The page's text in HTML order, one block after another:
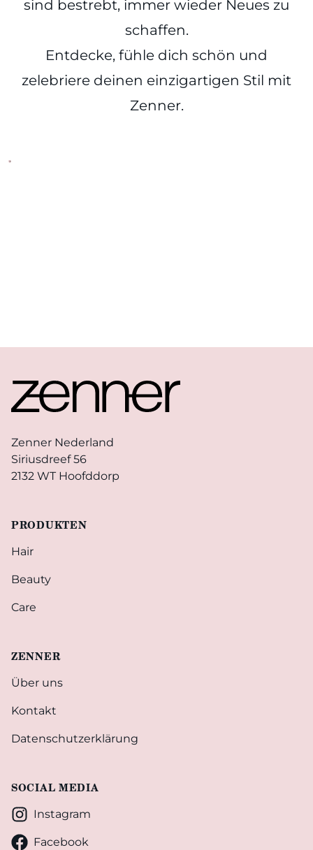
sind bestrebt, immer wieder Neues zu
schaffen.
Entdecke, fühle dich schön und
zelebriere deinen einzigartigen Stil mit
Zenner.
Zenner Nederland
Siriusdreef 56
2132 WT Hoofddorp
PRODUKTEN
Hair
Beauty
Care
ZENNER
Über uns
Kontakt
Datenschutzerklärung
SOCIAL MEDIA
Instagram
Facebook